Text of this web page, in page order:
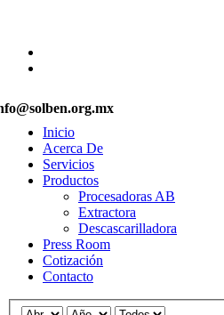
Inicio
Acerca De
Servicios
Productos
Procesadoras AB
Extractora
Descascarilladora
Press Room
Cotización
Contacto